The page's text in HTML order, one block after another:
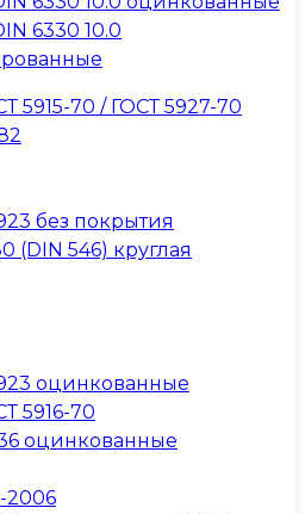
6330 10.0
5915-70 / ГОСТ 5927-70
без покрытия
(DIN 546) круглая
оцинкованные
5916-70
оцинкованные
2006